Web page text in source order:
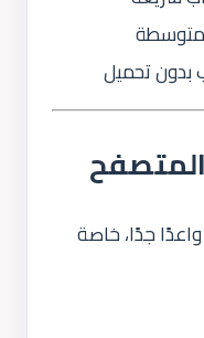
بدون تحميل
جدًا، خاصة